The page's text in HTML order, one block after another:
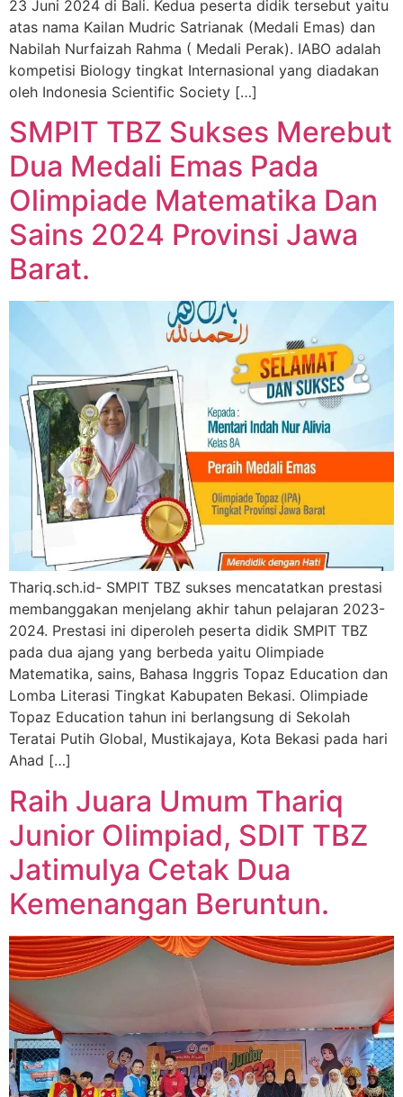
23 Juni 2024 di Bali. Kedua peserta didik tersebut yaitu
atas nama Kailan Mudric Satrianak (Medali Emas) dan
Nabilah Nurfaizah Rahma ( Medali Perak). IABO adalah
kompetisi Biology tingkat Internasional yang diadakan
oleh Indonesia Scientific Society […]
SMPIT TBZ Sukses Merebut
Dua Medali Emas Pada
Olimpiade Matematika Dan
Sains 2024 Provinsi Jawa
Barat.
Thariq.sch.id- SMPIT TBZ sukses mencatatkan prestasi
membanggakan menjelang akhir tahun pelajaran 2023-
2024. Prestasi ini diperoleh peserta didik SMPIT TBZ
pada dua ajang yang berbeda yaitu Olimpiade
Matematika, sains, Bahasa Inggris Topaz Education dan
Lomba Literasi Tingkat Kabupaten Bekasi. Olimpiade
Topaz Education tahun ini berlangsung di Sekolah
Teratai Putih Global, Mustikajaya, Kota Bekasi pada hari
Ahad […]
Raih Juara Umum Thariq
Junior Olimpiad, SDIT TBZ
Jatimulya Cetak Dua
Kemenangan Beruntun.